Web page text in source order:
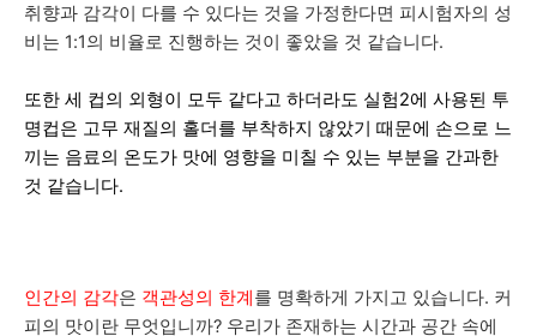
취향과 감각이 다를 수 있다는 것을 가정한다면 피시험자의 성
비는 1:1의 비율로 진행하는 것이 좋았을 것 같습니다.
또한 세 컵의 외형이 모두 같다고 하더라도 실험2에 사용된 투
명컵은 고무 재질의 홀더를 부착하지 않았기 때문에 손으로 느
끼는 음료의 온도가 맛에 영향을 미칠 수 있는 부분을 간과한
것 같습니다.
인간의 감각은 객관성의 한계를 명확하게 가지고 있습니다. 커
피의 맛이란 무엇입니까? 우리가 존재하는 시간과 공간 속에